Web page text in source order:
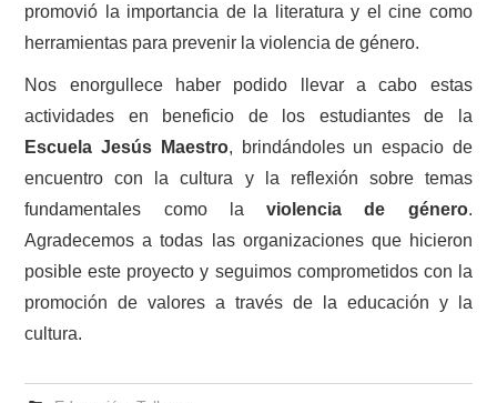
promovió la importancia de la literatura y el cine como
herramientas para prevenir la violencia de género.
Nos enorgullece haber podido llevar a cabo estas
actividades en beneficio de los estudiantes de la
Escuela Jesús Maestro, brindándoles un espacio de
encuentro con la cultura y la reflexión sobre temas
fundamentales como laviolencia de género.
Agradecemos a todas las organizaciones que hicieron
posible este proyecto y seguimos comprometidos con la
promoción de valores a través de la educación y la
cultura.